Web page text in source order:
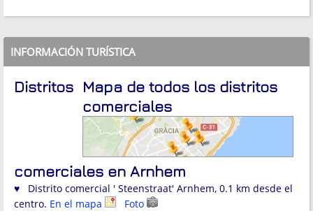
INFORMACIÓN TURÍSTICA
Mapa de todos los distritos
comerciales
Distritos
comerciales en Arnhem
♥ Distrito comercial ' Steenstraat' Arnhem, 0.1 km desde el
centro. En el mapa
Foto